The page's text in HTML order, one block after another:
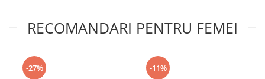
RECOMANDARI PENTRU FEMEI
-27% -11%